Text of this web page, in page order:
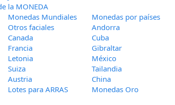
la MONEDA
Monedas Mundiales
Monedas por países
Otros faciales Andorra
Canada Cuba
Francia Gibraltar
Letonia México
Suiza Tailandia
Austria China
Lotes para ARRAS Monedas Oro